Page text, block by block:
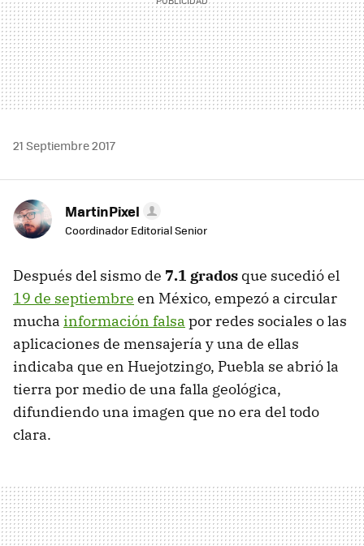
21 Septiembre 2017
MartinPixel
Coordinador Editorial Senior
Después del sismo de 7.1 grados que sucedió el
19 de septiembre en México, empezó a circular
mucha información falsa por redes sociales o las
aplicaciones de mensajería y una de ellas
indicaba que en Huejotzingo, Puebla se abrió la
tierra por medio de una falla geológica,
difundiendo una imagen que no era del todo
clara.